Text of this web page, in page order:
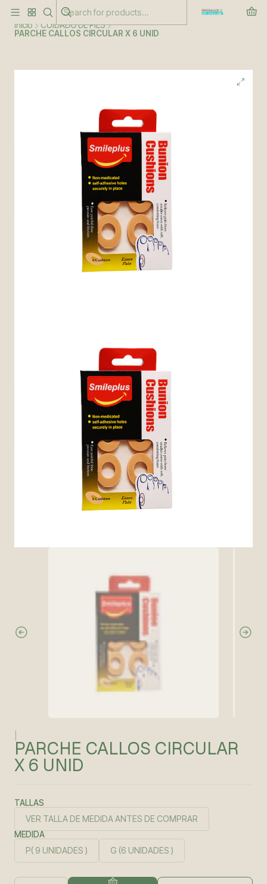
Inicio
CUIDADO DE PIES
PARCHE CALLOS CIRCULAR X 6 UNID
PARCHE CALLOS CIRCULAR
X 6 UNID
TALLAS
VER TALLA DE MEDIDA ANTES DE COMPRAR
MEDIDA
P( 9 UNIDADES ) G (6 UNIDADES )